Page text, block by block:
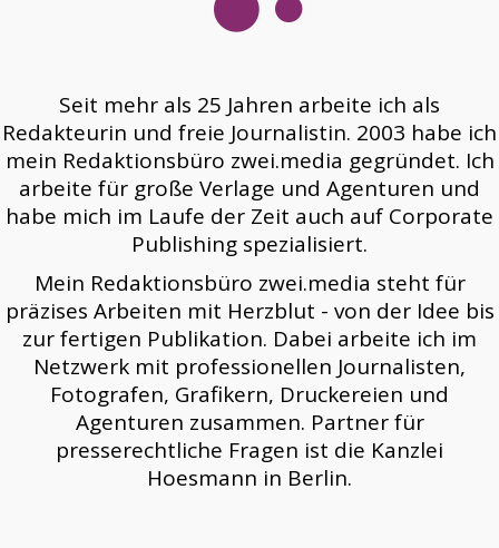
Seit mehr als 25 Jahren arbeite ich als
Redakteurin und freie Journalistin. 2003 habe ich
mein Redaktionsbüro zwei.media gegründet. Ich
arbeite für große Verlage und Agenturen und
habe mich im Laufe der Zeit auch auf Corporate
Publishing spezialisiert.
Mein Redaktionsbüro zwei.media steht für
präzises Arbeiten mit Herzblut - von der Idee bis
zur fertigen Publikation. Dabei arbeite ich im
Netzwerk mit professionellen Journalisten,
Fotografen, Grafikern, Druckereien und
Agenturen zusammen. Partner für
presserechtliche Fragen ist die Kanzlei
Hoesmann in Berlin.